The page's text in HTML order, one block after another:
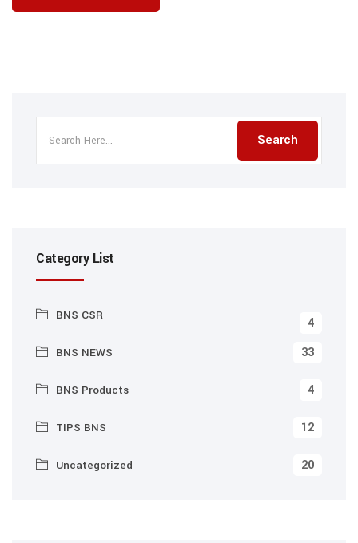
Category List
BNS CSR 4
BNS NEWS 33
BNS Products 4
TIPS BNS 12
Uncategorized 20